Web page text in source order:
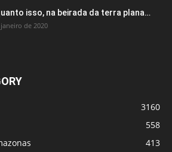
isso, na beirada da terra plana…
de 2020
3160
558
413